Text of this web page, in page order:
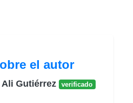
el autor
Ali Gutiérrez verificado